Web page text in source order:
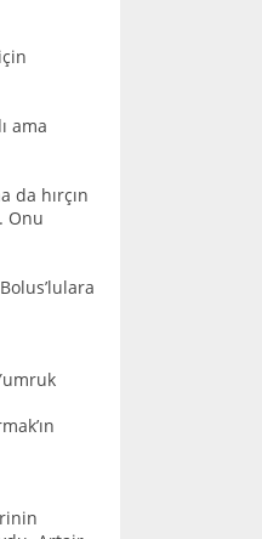
ama
da hırçın
Onu